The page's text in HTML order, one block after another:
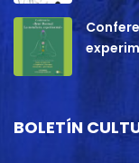
BOLETÍN